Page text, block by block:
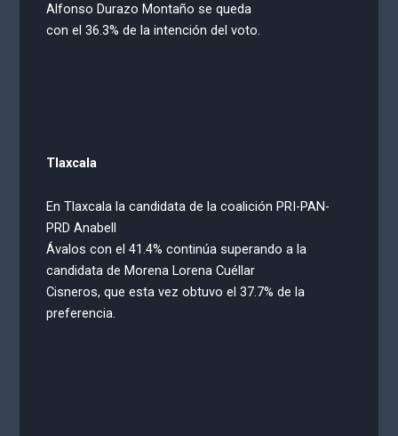
Alfonso Durazo Montaño se queda
con el 36.3% de la intención del voto.
Tlaxcala
En Tlaxcala la candidata de la coalición PRI-PAN-
PRD Anabell
Ávalos con el 41.4% continúa superando a la
candidata de Morena Lorena Cuéllar
Cisneros, que esta vez obtuvo el 37.7% de la
preferencia.